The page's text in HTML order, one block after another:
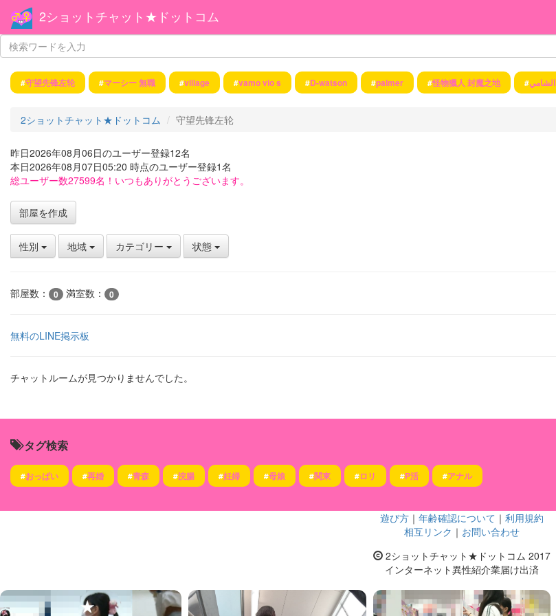
2ショットチャット★ドットコム
#守望先锋左轮 #マーシー 無職 #village #vamo vio s #D-watson #palmer #怪物獵人 封魔之地 #الشامي
2ショットチャット★ドットコム 守望先锋左轮
昨日2026年08月06日のユーザー登録12名
本日2026年08月07日05:20 時点のユーザー登録1名
総ユーザー数27599名！いつもありがとうございます。
部屋を作成
性別 地域 カテゴリー 状態
部屋数： 0 満室数： 0
無料のLINE掲示板
チャットルームが見つかりませんでした。
タグ検索
#おっぱい #再婚 #青森 #浣腸 #妊婦 #母娘 #関東 #ロリ #P活 #アナル
遊び方 ｜ 年齢確認について ｜ 利用規約
相互リンク ｜ お問い合わせ
2ショットチャット★ドットコム 2017
インターネット異性紹介業届け出済